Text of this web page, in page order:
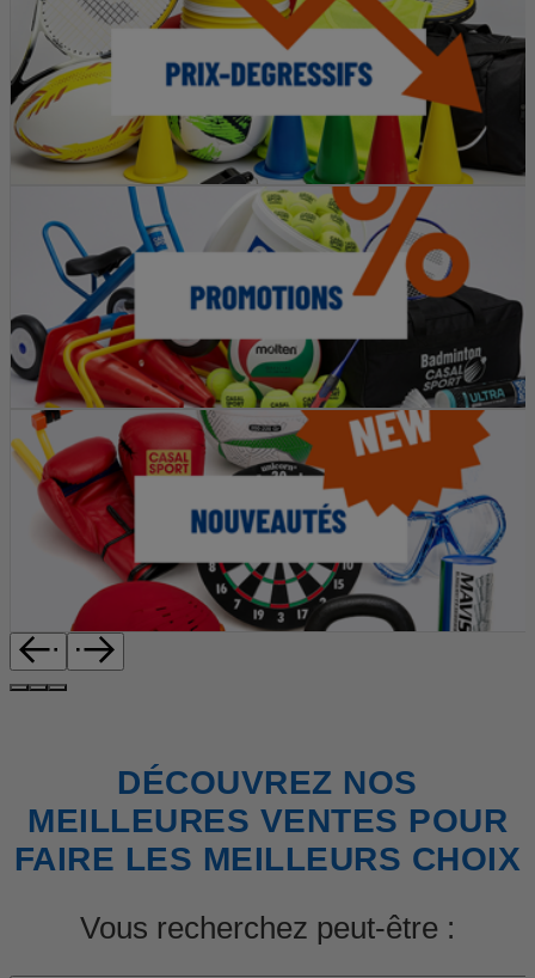
DÉCOUVREZ NOS
MEILLEURES VENTES POUR
FAIRE LES MEILLEURS CHOIX
Vous recherchez peut-être :